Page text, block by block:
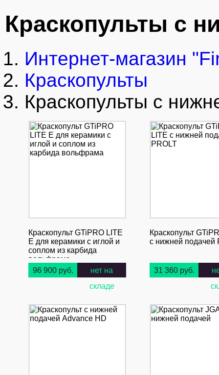
Краскопульты с
Интернет-магазин
Краскопульты
Краскопульты с
Краскопульт GTiPRO LITE
E для керамики с иглой и
соплом из карбида
вольфрама
96 900 руб.
нет на
складе
Краскопульт
с нижней подачей
31 360 руб.